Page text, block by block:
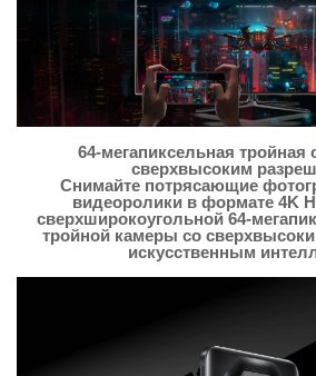
64-мегапиксельная тройная
сверхвысоким
Снимайте потрясающие
видеоролики в формате 4K
сверхширокоугольной 64-
тройной камеры со
искусственным